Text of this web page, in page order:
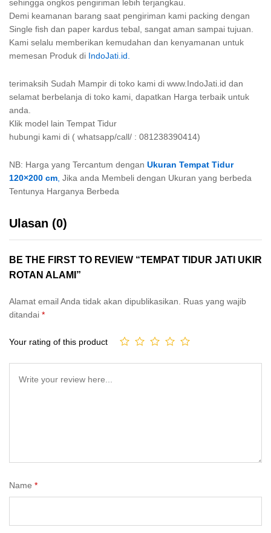
sehingga ongkos pengiriman lebih terjangkau.
Demi keamanan barang saat pengiriman kami packing dengan
Single fish dan paper kardus tebal, sangat aman sampai tujuan.
Kami selalu memberikan kemudahan dan kenyamanan untuk
memesan Produk di IndoJati.id.
terimaksih Sudah Mampir di toko kami di www.IndoJati.id dan
selamat berbelanja di toko kami, dapatkan Harga terbaik untuk
anda.
Klik model lain Tempat Tidur
hubungi kami di ( whatsapp/call/ : 081238390414)
NB: Harga yang Tercantum dengan Ukuran Tempat Tidur
120×200 cm Jika anda Membeli dengan Ukuran yang berbeda
Tentunya Harganya Berbeda
Ulasan (0)
BE THE FIRST TO REVIEW “TEMPAT TIDUR JATI UKIR
ROTAN ALAMI”
Alamat email Anda tidak akan dipublikasikan.
Ruas yang wajib
ditandai *
Your rating of this product
Name *